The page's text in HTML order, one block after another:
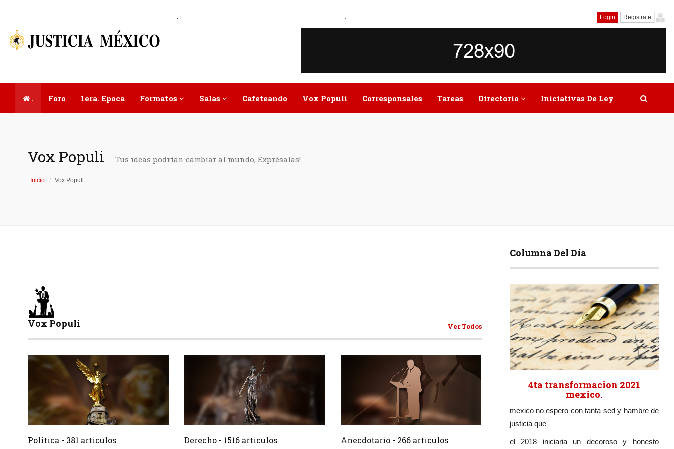
. . Login Registrate
. Foro 1era. Epoca Formatos Salas Cafeteando Vox Populi Corresponsales Tareas Directorio Iniciativas De Ley
Vox Populi Tus ideas podrían cambiar al mundo, Exprésalas!
Inicio Vox Populi
Vox Populi Ver Todos
Crear 381 Articulos
Política - 381 articulos
Crear 1516 Articulos
Derecho - 1516 articulos
Crear 266 Articulos
Anecdotario - 266 articulos
Columna Del Día
4ta transformacion 2021
mexico.
mexico no espero con tanta sed y hambre de
justicia que
el 2018 iniciaria un decoroso y honesto